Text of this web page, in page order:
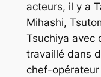
acteurs, il y a
Mihashi,
Tsuchiya avec
travaillé dans
chef-